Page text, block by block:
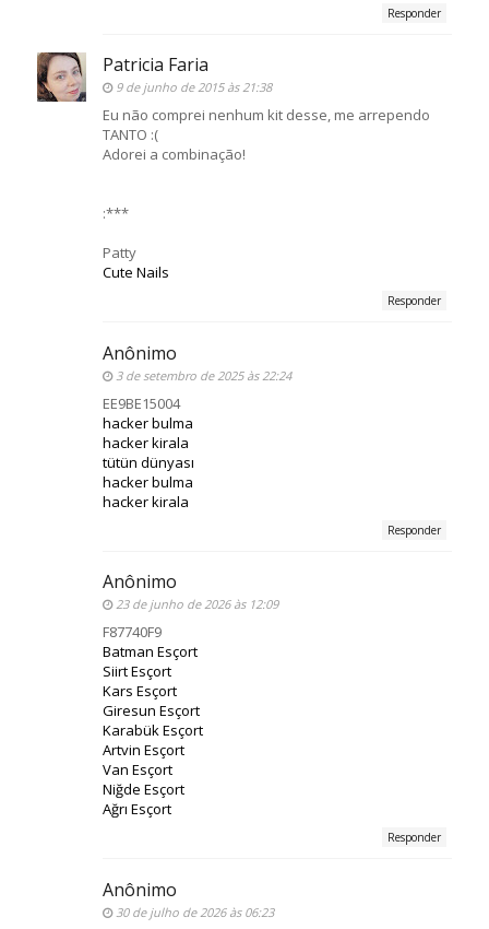
Responder
Patricia Faria
9 de junho de 2015 às 21:38
Eu não comprei nenhum kit desse, me arrependo
TANTO :(
Adorei a combinação!
:***
Patty
Cute Nails
Responder
Anônimo
3 de setembro de 2025 às 22:24
EE9BE15004
hacker bulma
hacker kirala
tütün dünyası
hacker bulma
hacker kirala
Responder
Anônimo
23 de junho de 2026 às 12:09
F87740F9
Batman Esçort
Siirt Esçort
Kars Esçort
Giresun Esçort
Karabük Esçort
Artvin Esçort
Van Esçort
Niğde Esçort
Ağrı Esçort
Responder
Anônimo
30 de julho de 2026 às 06:23